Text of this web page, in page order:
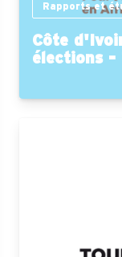
Rapports et
Côte
élections -